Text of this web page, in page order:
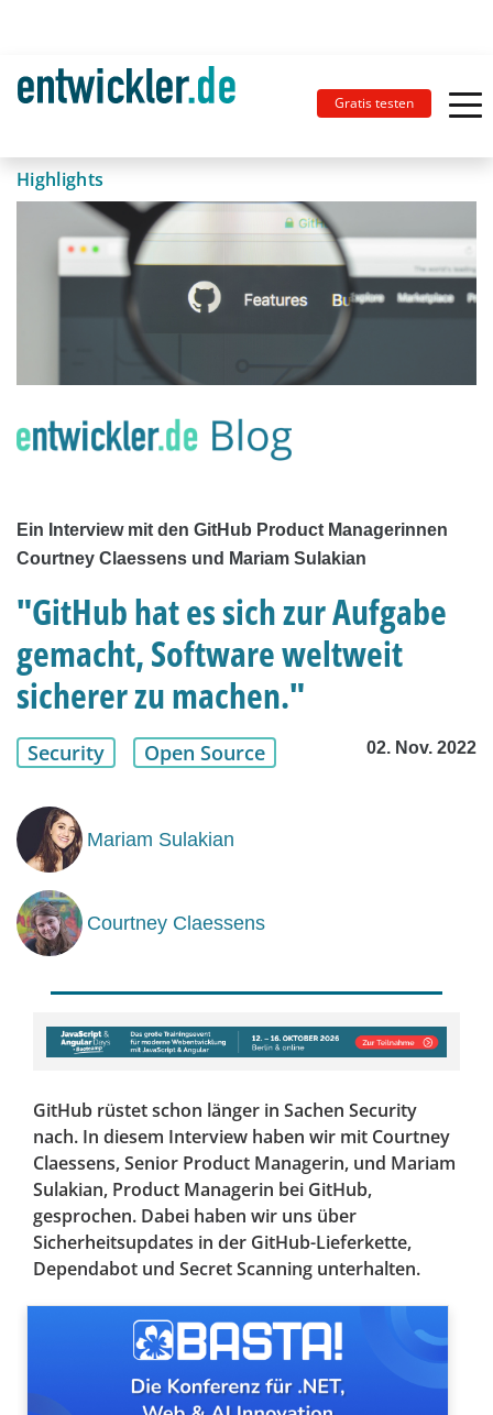
Gratis testen
Highlights
Ein Interview mit den GitHub Product Managerinnen
Courtney Claessens und Mariam Sulakian
"GitHub hat es sich zur Aufgabe
gemacht, Software weltweit
sicherer zu machen."
Security Open Source 02. Nov. 2022
Mariam Sulakian
Courtney Claessens
GitHub rüstet schon länger in Sachen Security
nach. In diesem Interview haben wir mit Courtney
Claessens, Senior Product Managerin, und Mariam
Sulakian, Product Managerin bei GitHub,
gesprochen. Dabei haben wir uns über
Sicherheitsupdates in der GitHub-Lieferkette,
Dependabot und Secret Scanning unterhalten.